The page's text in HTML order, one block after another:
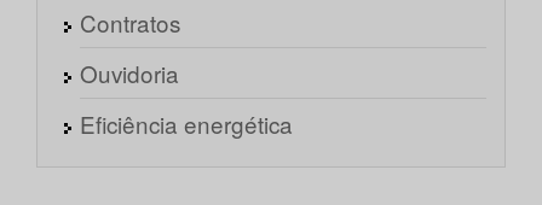
Contratos
Ouvidoria
Eficiência energética